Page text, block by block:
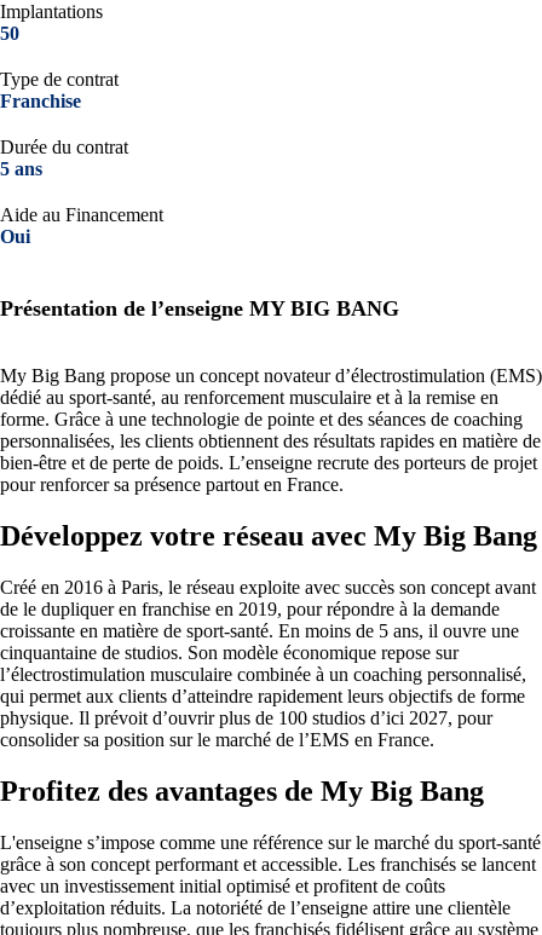
Implantations
50
Type de contrat
Franchise
Durée du contrat
5 ans
Aide au Financement
Oui
Présentation de l’enseigne MY BIG BANG
My Big Bang propose un concept novateur d’électrostimulation (EMS)
dédié au sport-santé, au renforcement musculaire et à la remise en
forme. Grâce à une technologie de pointe et des séances de coaching
personnalisées, les clients obtiennent des résultats rapides en matière de
bien-être et de perte de poids. L’enseigne recrute des porteurs de projet
pour renforcer sa présence partout en France.
Développez votre réseau avec My Big Bang
Créé en 2016 à Paris, le réseau exploite avec succès son concept avant
de le dupliquer en franchise en 2019, pour répondre à la demande
croissante en matière de sport-santé. En moins de 5 ans, il ouvre une
cinquantaine de studios. Son modèle économique repose sur
l’électrostimulation musculaire combinée à un coaching personnalisé,
qui permet aux clients d’atteindre rapidement leurs objectifs de forme
physique. Il prévoit d’ouvrir plus de 100 studios d’ici 2027, pour
consolider sa position sur le marché de l’EMS en France.
Profitez des avantages de My Big Bang
L'enseigne s’impose comme une référence sur le marché du sport-santé
grâce à son concept performant et accessible. Les franchisés se lancent
avec un investissement initial optimisé et profitent de coûts
d’exploitation réduits. La notoriété de l’enseigne attire une clientèle
toujours plus nombreuse, que les franchisés fidélisent grâce au système